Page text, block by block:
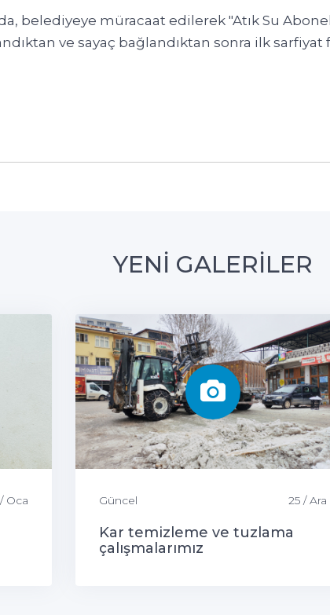
belediyeye müracaat edilerek "Atık Su
ve sayaç bağlandıktan sonra ilk sarfiyat
YENİ GALERİLER
Oca Güncel 25 / Ara
Kar temizleme ve tuzlama
çalışmalarımız